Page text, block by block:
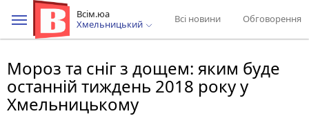
Всім.юа
Хмельницький
Всі новини Обговорення
Мороз та сніг з дощем: яким буде
останній тиждень 2018 року у
Хмельницькому